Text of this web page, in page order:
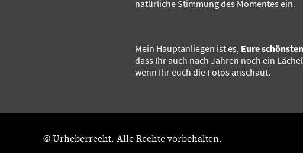
natürliche Stimmung des Momentes ein.
Mein Hauptanliegen ist es, Eure
dass Ihr auch nach Jahren noch ein
wenn Ihr euch die Fotos anschaut.
© Urheberrecht. Alle Rechte vorbehalten.